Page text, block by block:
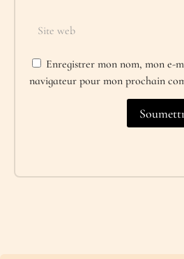
Enregistrer mon nom, mon e-
navigateur pour mon prochain